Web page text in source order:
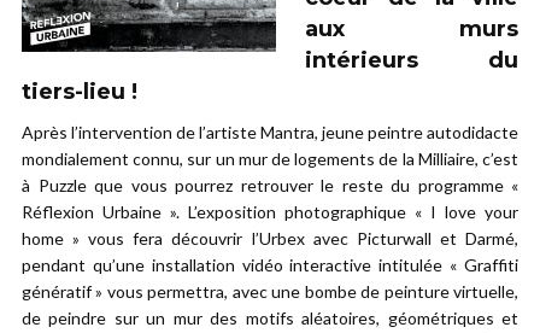
aux murs
intérieurs du
tiers-lieu !
Après l’intervention de l’artiste Mantra, jeune peintre autodidacte
mondialement connu, sur un mur de logements de la Milliaire, c’est
à Puzzle que vous pourrez retrouver le reste du programme «
Réflexion Urbaine ». L’exposition photographique « I love your
home » vous fera découvrir l’Urbex avec Picturwall et Darmé,
pendant qu’une installation vidéo interactive intitulée « Graffiti
génératif » vous permettra, avec une bombe de peinture virtuelle,
de peindre sur un mur des motifs aléatoires, géométriques et